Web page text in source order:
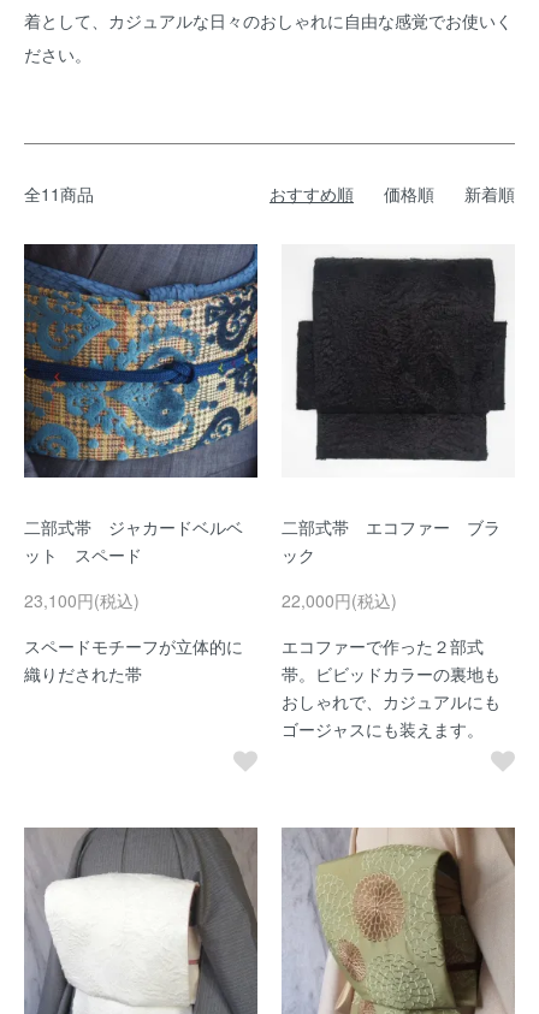
着として、カジュアルな日々のおしゃれに自由な感覚でお使いく
ださい。
全11商品 おすすめ順 価格順 新着順
二部式帯 ジャカードベルベ
ット スペード
23,100円(税込)
スペードモチーフが立体的に
織りだされた帯
二部式帯 エコファー ブラ
ック
22,000円(税込)
エコファーで作った２部式
帯。ビビッドカラーの裏地も
おしゃれで、カジュアルにも
ゴージャスにも装えます。